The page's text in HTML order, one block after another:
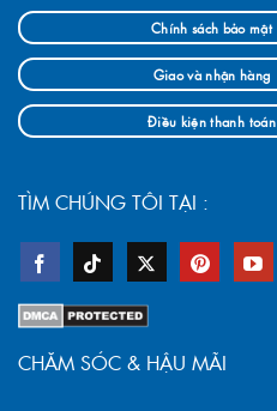
Chính sách bảo mật
Giao và nhận hàng
Điều kiện thanh toán
TÌM CHÚNG TÔI TẠI :
CHĂM SÓC & HẬU MÃI